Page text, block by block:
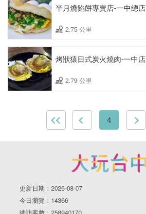
半月燒餡餅專賣店-一中總店
2.75 公里
烤狀猿日式炭火燒肉-一中店
2.79 公里
4
更新日期：2026-08-07
今日瀏覽：14366